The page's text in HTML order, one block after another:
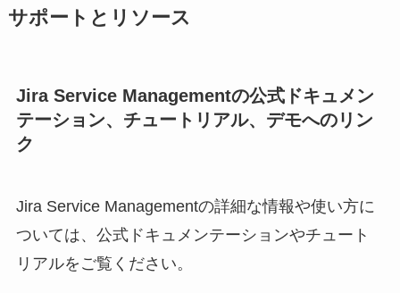
サポートとリソース
Jira Service Managementの公式ドキュメン
テーション、チュートリアル、デモへのリン
ク
Jira Service Managementの詳細な情報や使い方に
ついては、公式ドキュメンテーションやチュート
リアルをご覧ください。